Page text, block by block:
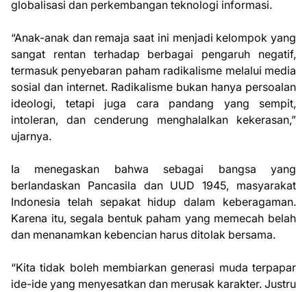
globalisasi dan perkembangan teknologi informasi.
“Anak-anak dan remaja saat ini menjadi kelompok yang
sangat rentan terhadap berbagai pengaruh negatif,
termasuk penyebaran paham radikalisme melalui media
sosial dan internet. Radikalisme bukan hanya persoalan
ideologi, tetapi juga cara pandang yang sempit,
intoleran, dan cenderung menghalalkan kekerasan,”
ujarnya.
Ia menegaskan bahwa sebagai bangsa yang
berlandaskan Pancasila dan UUD 1945, masyarakat
Indonesia telah sepakat hidup dalam keberagaman.
Karena itu, segala bentuk paham yang memecah belah
dan menanamkan kebencian harus ditolak bersama.
“Kita tidak boleh membiarkan generasi muda terpapar
ide-ide yang menyesatkan dan merusak karakter. Justru